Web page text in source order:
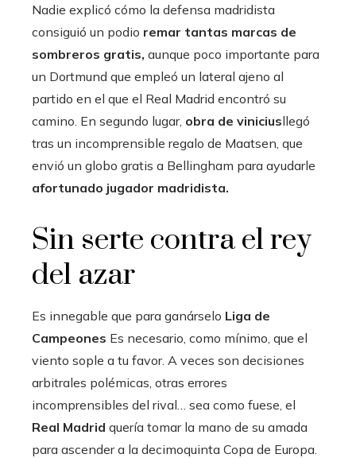
Nadie explicó cómo la defensa madridista
consiguió un podio remar tantas marcas de
sombreros gratis, aunque poco importante para
un Dortmund que empleó un lateral ajeno al
partido en el que el Real Madrid encontró su
camino. En segundo lugar, obra de viniciusllegó
tras un incomprensible regalo de Maatsen, que
envió un globo gratis a Bellingham para ayudarle
afortunado jugador madridista.
Sin serte contra el rey
del azar
Es innegable que para ganárselo Liga de
Campeones Es necesario, como mínimo, que el
viento sople a tu favor. A veces son decisiones
arbitrales polémicas, otras errores
incomprensibles del rival… sea como fuese, el
Real Madrid quería tomar la mano de su amada
para ascender a la decimoquinta Copa de Europa.